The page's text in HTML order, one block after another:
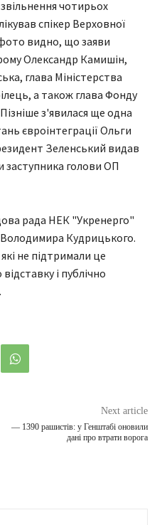
звільнення чотирьох
спікер Верховної
видно, що заяви
Олександр Камишін,
глава Міністерства
а також глава Фонду
з'явилася ще одна
євроінтеграції Ольги
Зеленський видав
заступника голови ОП
рада НЕК "Укренерго"
Володимира Кудрицького.
не підтримали це
і публічно
Next article
— 1390 рашистів: у Генштабі оновили
дані про втрати ворога